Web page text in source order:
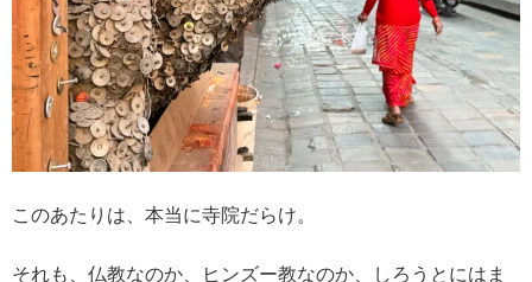
このあたりは、本当に寺院だらけ。
それも、仏教なのか、ヒンズー教なのか、しろうとにはま